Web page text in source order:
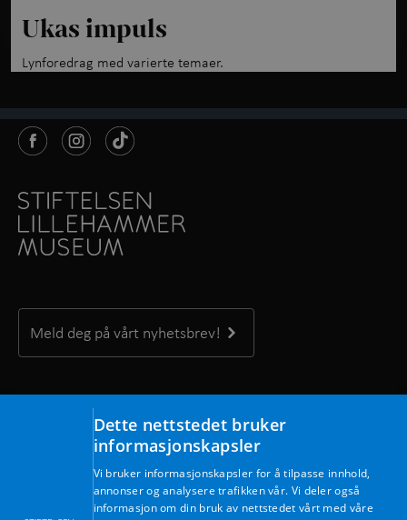
Ukas impuls
Lynforedrag med varierte temaer.
Meld deg på vårt nyhetsbrev!
Kontakt oss
Maihaugvegen 1, 2609 Lillehammer
Mandag – fredag kl. 09.00 – 15.30
post@lillehammermuseum.no
Dette nettstedet bruker
informasjonskapsler
Vi bruker informasjonskapsler for å tilpasse innhold,
annonser og analysere trafikken vår. Vi deler også
informasjon om din bruk av nettstedet vårt med våre